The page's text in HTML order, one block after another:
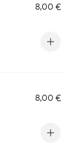
8,00 €
8,00 €